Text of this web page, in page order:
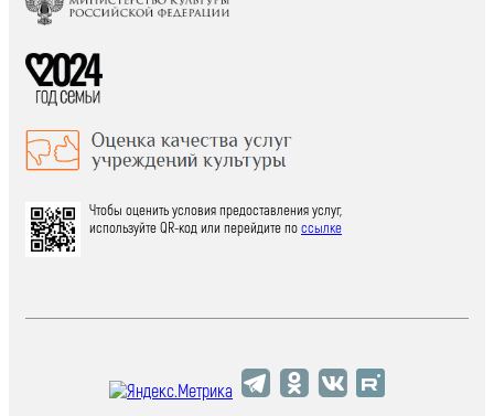
Чтобы оценить условия предоставления услуг,
используйте QR-код или перейдите поссылке